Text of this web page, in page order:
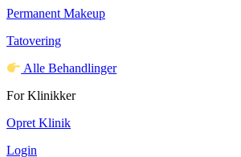
Permanent Makeup
Tatovering
Alle Behandlinger
For Klinikker
Opret Klinik
Login